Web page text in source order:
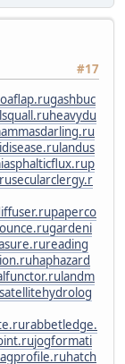
#17
gashbuc
heavydu
landus
p
secularclergy.r
paperco
gardeni
reading
haphazard
landm
satellitehydrolog
rabbetledge.
jogformati
hatch